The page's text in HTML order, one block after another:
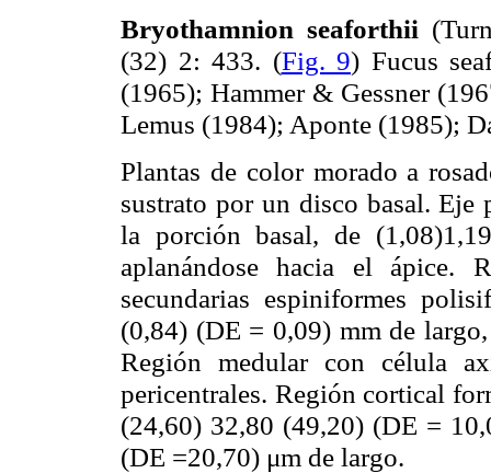
Bryothamnion seaforthii
(32) 2: 433. (Fig. 9) Fucus
(1965); Hammer & Gessner
Lemus (1984); Aponte (1985);
Plantas de color morado a
sustrato por un disco basal.
la porción basal, de
aplanándose hacia el ápice.
secundarias espiniformes
(0,84) (DE = 0,09) mm de
Región medular con célula
pericentrales. Región cortical
(24,60) 32,80 (49,20) (DE =
(DE =20,70) μm de largo.